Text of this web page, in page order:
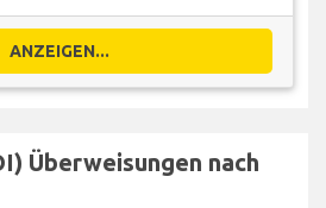
ANZEIGEN...
Überweisungen nach